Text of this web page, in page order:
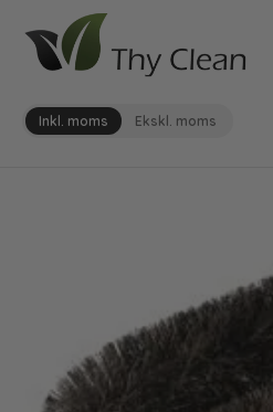
Inkl. moms Ekskl. moms